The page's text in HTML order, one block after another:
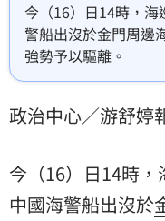
今（16）日14時，
警船出沒於金門周邊
強勢予以驅離。
政治中心／游舒婷
今（16）日14時
中國海警船出沒於